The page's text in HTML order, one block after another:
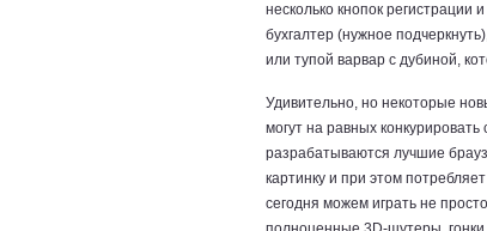
несколько кнопок
бухгалтер (нужное
или тупой варвар с дубиной,
Удивительно, но некоторые
могут на равных
разрабатываются лучшие
картинку и при этом
сегодня можем играть не